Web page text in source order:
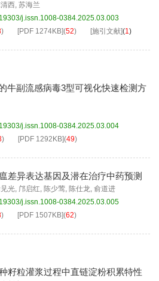
西, 苏海兰
j.issn.1008-0384.2025.03.003
) [PDF 1274KB](52) [施引文献](1)
牛副流感病毒3型可视化快速检测方
j.issn.1008-0384.2025.03.004
) [PDF 1292KB](49)
差异表达基因及潜在治疗中药预测
光, 邝启红, 陈少莺, 陈仕龙, 俞道进
j.issn.1008-0384.2025.03.005
) [PDF 1507KB](62)
籽粒灌浆过程中直链淀粉积累特性